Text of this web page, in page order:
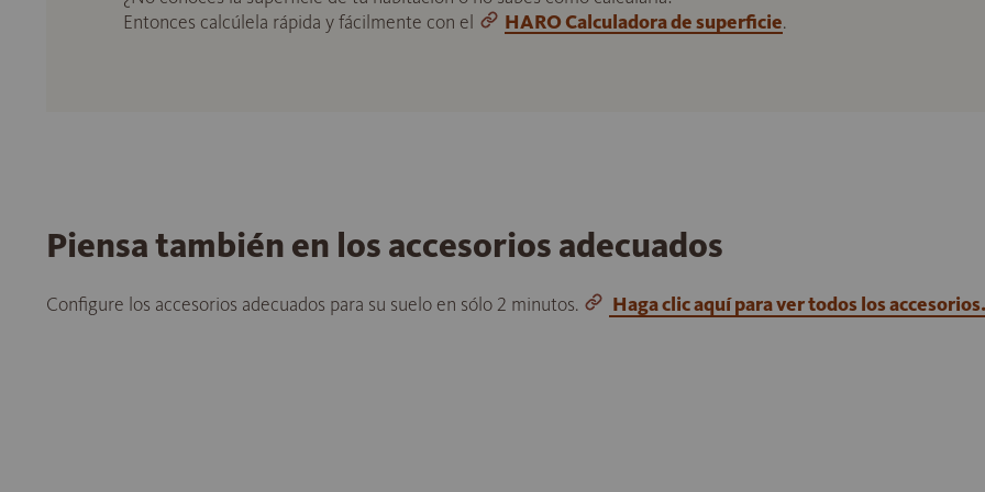
Entonces calcúlela rápida y fácilmente con el
HARO Calculadora de superficie.
Piensa también en los accesorios adecuados
Configure los accesorios adecuados para su suelo en sólo 2 minutos. Haga clic aquí para ver todos los accesorios.